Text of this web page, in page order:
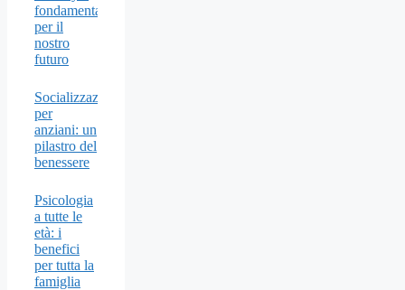
fondamentale
per il
nostro
futuro
Socializzazione
per
anziani: un
pilastro del
benessere
Psicologia
a tutte le
età: i
benefici
per tutta la
famiglia